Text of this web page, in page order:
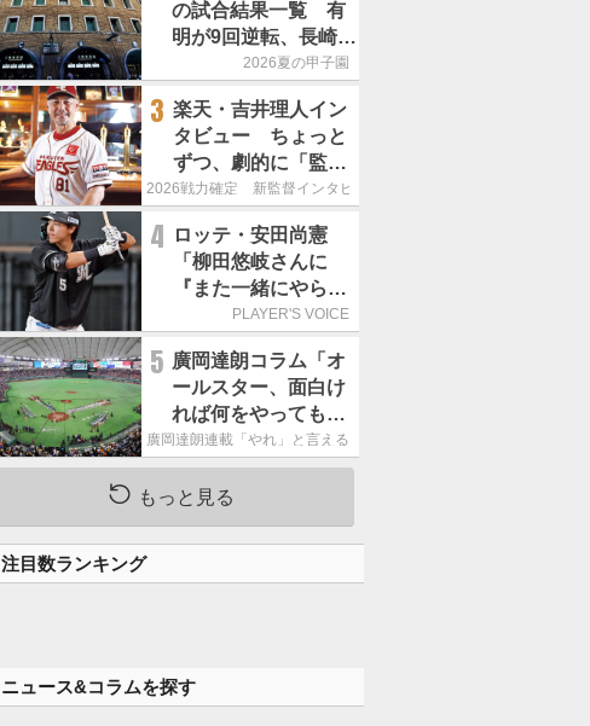
の試合結果一覧 有
明が9回逆転、長崎日
大は15得点で大勝
2026夏の甲子園
3 楽天・吉井理人イン
タビュー ちょっと
ずつ、劇的に「監督
が代わると何もかも
は、チームにとって
良くないことなんで
す」
2026戦力確定 新監督インタビュー
4
ロッテ・安田尚憲
「柳田悠岐さんに
『また一緒にやらせ
てください』とお願
トレ
PLAYER'S VOICE
5 廣岡達朗コラム「オ
ールスター、面白け
れば何をやってもい
いという発想は大間
違い」
廣岡達朗連載「やれ」と言える信念
もっと見る
注目数ランキング
ニュース&コラムを探す